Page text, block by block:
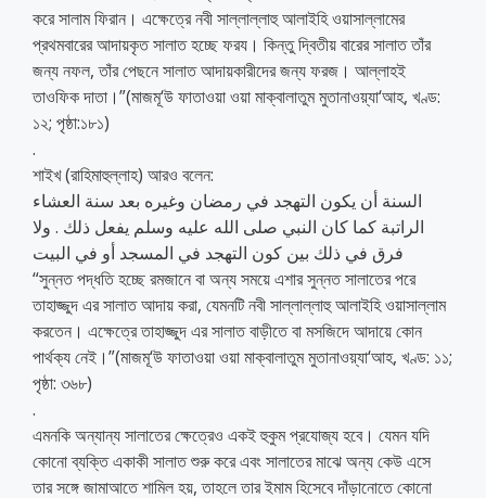
করে সালাম ফিরান। এক্ষেত্রে নবী সাল্লাল্লাহু আলাইহি ওয়াসাল্লামের
প্রথমবারের আদায়কৃত সালাত হচ্ছে ফরয। কিন্তু দ্বিতীয় বারের সালাত তাঁর
জন্য নফল, তাঁর পেছনে সালাত আদায়কারীদের জন্য ফরজ। আল্লাহই
তাওফিক দাতা।”(মাজমূ‘উ ফাতাওয়া ওয়া মাক্বালাতুম মুতানাওয়্যা‘আহ, খণ্ড:
১২; পৃষ্ঠা:১৮১)
.
শাইখ (রাহিমাহুল্লাহ) আরও বলেন:
السنة أن يكون التهجد في رمضان وغيره بعد سنة العشاء
الراتبة كما كان النبي صلى الله عليه وسلم يفعل ذلك . ولا
فرق في ذلك بين كون التهجد في المسجد أو في البيت
“সুন্নত পদ্ধতি হচ্ছে রমজানে বা অন্য সময়ে এশার সুন্নত সালাতের পরে
তাহাজ্জুদ এর সালাত আদায় করা, যেমনটি নবী সাল্লাল্লাহু আলাইহি ওয়াসাল্লাম
করতেন। এক্ষেত্রে তাহাজ্জুদ এর সালাত বাড়ীতে বা মসজিদে আদায়ে কোন
পার্থক্য নেই।”(মাজমূ‘উ ফাতাওয়া ওয়া মাক্বালাতুম মুতানাওয়্যা‘আহ, খণ্ড: ১১;
পৃষ্ঠা: ৩৬৮)
.
এমনকি অন্যান্য সালাতের ক্ষেত্রেও একই হুকুম প্রযোজ্য হবে। যেমন যদি
কোনো ব্যক্তি একাকী সালাত শুরু করে এবং সালাতের মাঝে অন্য কেউ এসে
তার সঙ্গে জামাআতে শামিল হয়, তাহলে তার ইমাম হিসেবে দাঁড়ানোতে কোনো